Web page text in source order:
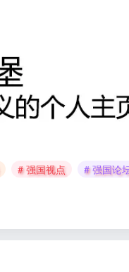
# 强国视点
# 强国论